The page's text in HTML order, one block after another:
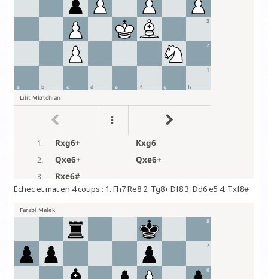
Échec et mat en 4 coups : 1. Fh7 Re8 2. Tg8+ Df8 3. Dd6 e5 4. Txf8#